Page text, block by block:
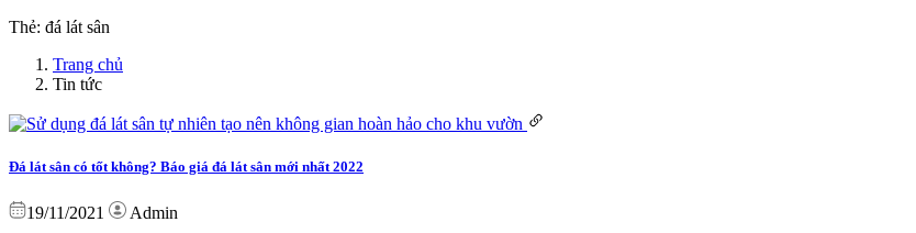
Thẻ: đá lát sân
Trang chủ
Tin tức
Đá lát sân có tốt không? Báo giá đá lát sân mới nhất 2022
19/11/2021
Admin